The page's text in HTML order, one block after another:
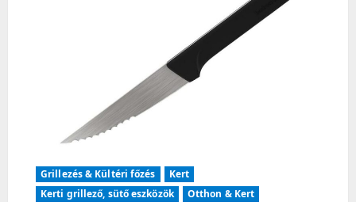
Grillezés & Kültéri főzés
Kert
Kerti grillező, sütő eszközök
Otthon & Kert